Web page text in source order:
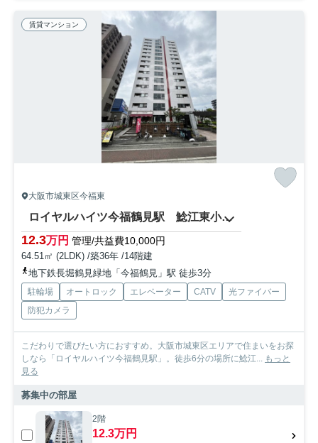
賃貸マンション
大阪市城東区今福東
ロイヤルハイツ今福鶴見駅 鯰江東小学校区
12.3万円 管理/共益費10,000円
64.51㎡ (2LDK) /築36年 /14階建
地下鉄長堀鶴見緑地「今福鶴見」駅 徒歩3分
駐輪場 オートロック エレベーター CATV
光ファイバー
防犯カメラ
こだわりで選びたい方におすすめ。大阪市城東区エリアで住まいをお探
しなら「ロイヤルハイツ今福鶴見駅」。徒歩6分の場所に鯰江... もっと
見る
募集中の部屋
2階
12.3万円